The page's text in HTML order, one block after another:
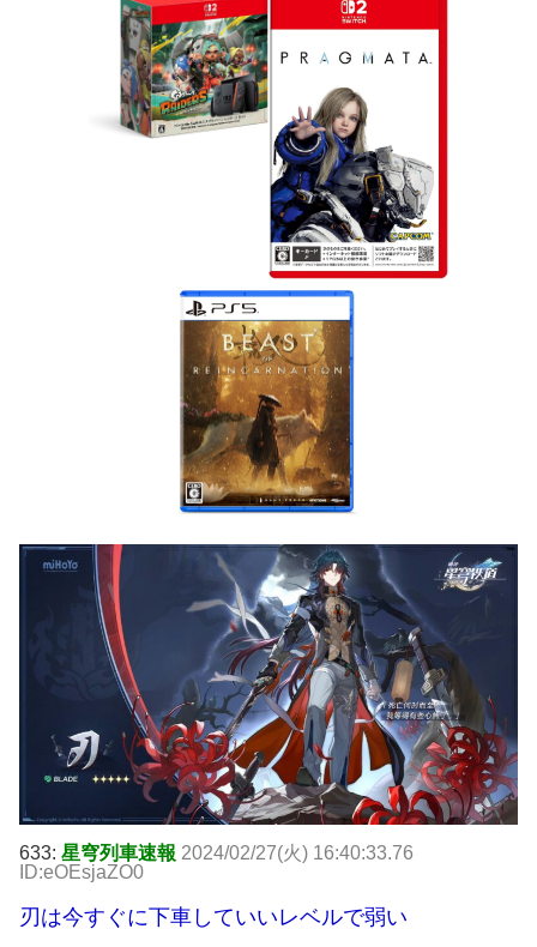
633: 星穹列車速報 2024/02/27(火) 16:40:33.76
ID:eOEsjaZO0
刃は今すぐに下車していいレベルで弱い